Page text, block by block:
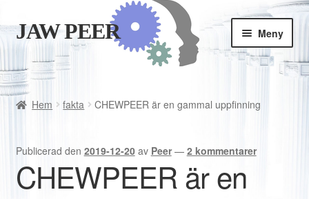
Hoppa
navigering
Hoppa
innehåll
JAW PEER Meny
Butiken
Goda vanor
Kassan
Hem fakta CHEWPEER är en gammal uppfinning
Publicerad den 2019-12-20 av Peer — 2 kommentarer
CHEWPEER är en